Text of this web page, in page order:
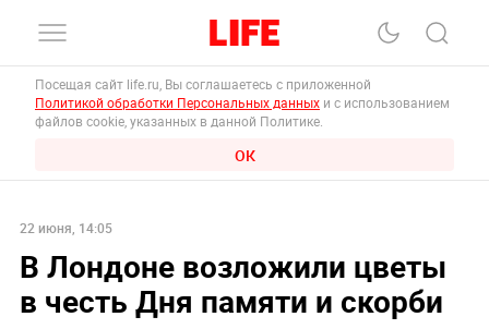
Посещая сайт life.ru, Вы соглашаетесь с приложенной
Политикой обработки Персональных данных и с использованием
файлов cookie, указанных в данной Политике.
ОК
22 июня, 14:05
В Лондоне возложили цветы
в честь Дня памяти и скорби